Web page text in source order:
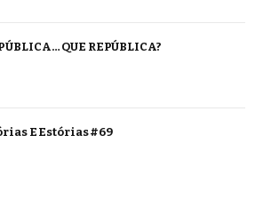
QUE REPÚBLICA?
E Estórias #69